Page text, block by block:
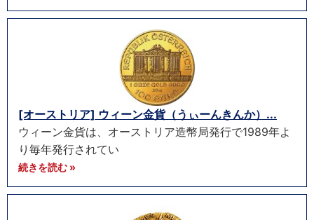
[オーストリア] ウィーン金貨（うぃーんきんか）...
ウィーン金貨は、オーストリア造幣局発行で1989年よ
り毎年発行されてい
続きを読む »